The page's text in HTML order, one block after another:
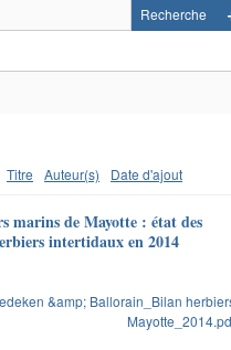
Titre Auteur(s) Date d'ajout
marins de Mayotte : état des
intertidaux en 2014